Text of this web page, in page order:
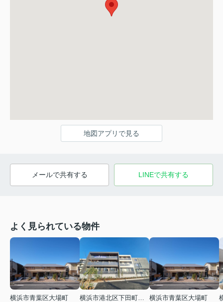
地図アプリで見る
メールで共有する LINEで共有する
よく見られている物件
横浜市青葉区大場町
横浜市青葉区大場町